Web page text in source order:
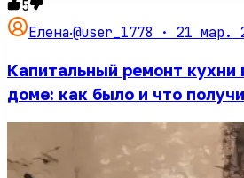
5
Елена·@user_1778 · 21 мар.
Капитальный ремонт кухни
доме: как было и что